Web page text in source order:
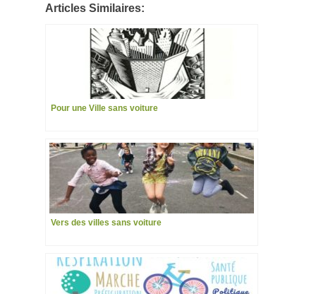
Articles Similaires:
Pour une Ville sans voiture
Vers des villes sans voiture